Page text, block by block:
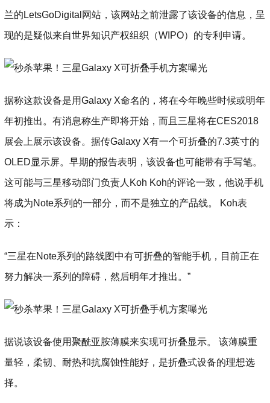
兰的LetsGoDigital网站，该网站之前泄露了该设备的信息，呈
现的是疑似来自世界知识产权组织（WIPO）的专利申请。
据称这款设备是用Galaxy X命名的，将在今年晚些时候或明年
年初推出。有消息称生产即将开始，而且三星将在CES2018
展会上展示该设备。据传Galaxy X有一个可折叠的7.3英寸的
OLED显示屏。早期的报告表明，该设备也可能带有手写笔。
这可能与三星移动部门负责人Koh Koh的评论一致，他说手机
将成为Note系列的一部分，而不是独立的产品线。 Koh表
示：
“三星在Note系列的路线图中有可折叠的智能手机，目前正在
努力解决一系列的障碍，然后明年才推出。”
据说该设备使用聚酰亚胺薄膜来实现可折叠显示。 该薄膜重
量轻，柔韧、耐热和抗腐蚀性能好，是折叠式设备的理想选
择。